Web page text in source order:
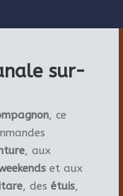
sur-
, ce
, aux
et aux
, des étuis,